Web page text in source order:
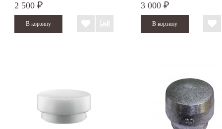
2 500 ₽ 3 000 ₽